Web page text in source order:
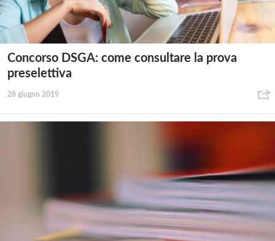
Concorso DSGA: come consultare la prova
preselettiva
28 giugno 2019